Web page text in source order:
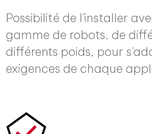
Possibilité de l'installer
gamme de robots, de
différents poids, pour
exigences de chaque